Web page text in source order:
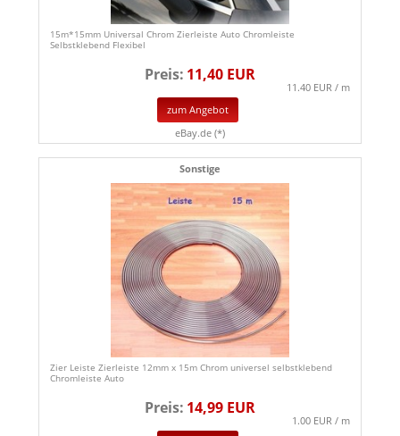
15m*15mm Universal Chrom Zierleiste Auto Chromleiste
Selbstklebend Flexibel
Preis: 11,40 EUR
11.40 EUR / m
zum Angebot
eBay.de (*)
Sonstige
Zier Leiste Zierleiste 12mm x 15m Chrom universel selbstklebend
Chromleiste Auto
Preis: 14,99 EUR
1.00 EUR / m